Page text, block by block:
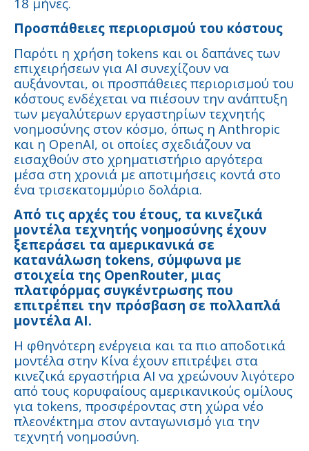
Προσπάθειες περιορισμού του κόστους
Παρότι η χρήση tokens και οι δαπάνες των
επιχειρήσεων για AI συνεχίζουν να
αυξάνονται, οι προσπάθειες περιορισμού του
κόστους ενδέχεται να πιέσουν την ανάπτυξη
των μεγαλύτερων εργαστηρίων τεχνητής
νοημοσύνης στον κόσμο, όπως η Anthropic
και η OpenAI, οι οποίες σχεδιάζουν να
εισαχθούν στο χρηματιστήριο αργότερα
μέσα στη χρονιά με αποτιμήσεις κοντά στο
ένα τρισεκατομμύριο δολάρια.
Από τις αρχές του έτους, τα κινεζικά
μοντέλα τεχνητής νοημοσύνης έχουν
ξεπεράσει τα αμερικανικά σε
κατανάλωση tokens, σύμφωνα με
στοιχεία της OpenRouter, μιας
πλατφόρμας συγκέντρωσης που
επιτρέπει την πρόσβαση σε πολλαπλά
μοντέλα AI.
Η φθηνότερη ενέργεια και τα πιο αποδοτικά
μοντέλα στην Κίνα έχουν επιτρέψει στα
κινεζικά εργαστήρια AI να χρεώνουν λιγότερο
από τους κορυφαίους αμερικανικούς ομίλους
για tokens, προσφέροντας στη χώρα νέο
πλεονέκτημα στον ανταγωνισμό για την
τεχνητή νοημοσύνη.